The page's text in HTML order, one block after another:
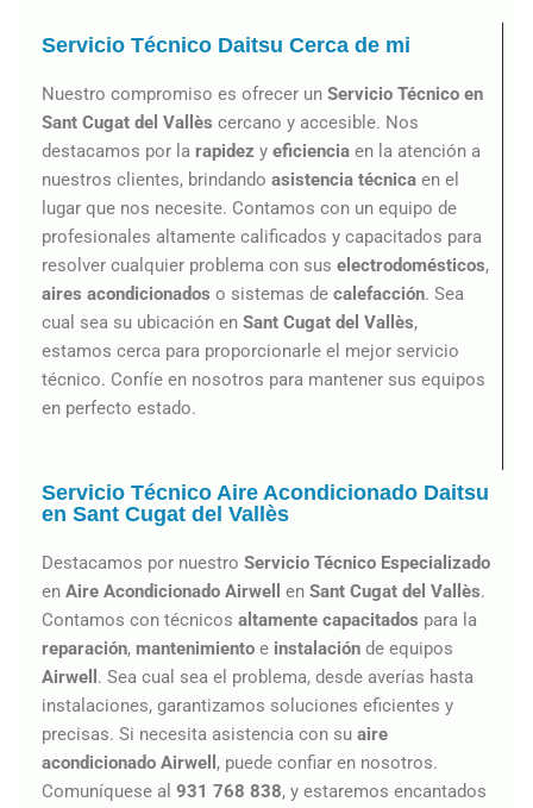
Servicio Técnico Daitsu Cerca de mi
Nuestro compromiso es ofrecer un Servicio Técnico en
Sant Cugat del Vallès cercano y accesible. Nos
destacamos por la rapidez y eficiencia en la atención a
nuestros clientes, brindando asistencia técnica en el
lugar que nos necesite. Contamos con un equipo de
profesionales altamente calificados y capacitados para
resolver cualquier problema con sus electrodomésticos,
aires acondicionados o sistemas de calefacción. Sea
cual sea su ubicación en Sant Cugat del Vallès,
estamos cerca para proporcionarle el mejor servicio
técnico. Confíe en nosotros para mantener sus equipos
en perfecto estado.
Servicio Técnico Aire Acondicionado Daitsu
en Sant Cugat del Vallès
Destacamos por nuestro Servicio Técnico Especializado
en Aire Acondicionado Airwell en Sant Cugat del Vallès.
Contamos con técnicos altamente capacitados para la
reparación, mantenimiento e instalación de equipos
Airwell . Sea cual sea el problema, desde averías hasta
instalaciones, garantizamos soluciones eficientes y
precisas. Si necesita asistencia con su aire
acondicionado Airwell , puede confiar en nosotros.
Comuníquese al 931 768 838, y estaremos encantados